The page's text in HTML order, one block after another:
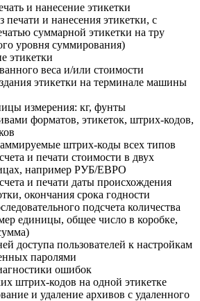
и нанесение этикетки
печати и нанесения этикетки, с
суммарной этикетки на тру
уровня суммирования)
этикетки
веса и/или стоимости
этикетки на терминале машины
измерения: кг, фунты
форматов, этикеток, штрих-кодов,
штрих-коды всех типов
и печати стоимости в двух
например РУБ/ЕВРО
и печати даты происхождения
окончания срока годности
подсчета количества
единицы, общее число в коробке,
доступа пользователей к настройкам
паролями
ошибок
штрих-кодов на одной этикетке
и удаление архивов с удаленного